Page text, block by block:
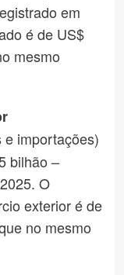
em
é de US$
mesmo
importações)
bilhão –
O
exterior é de
no mesmo